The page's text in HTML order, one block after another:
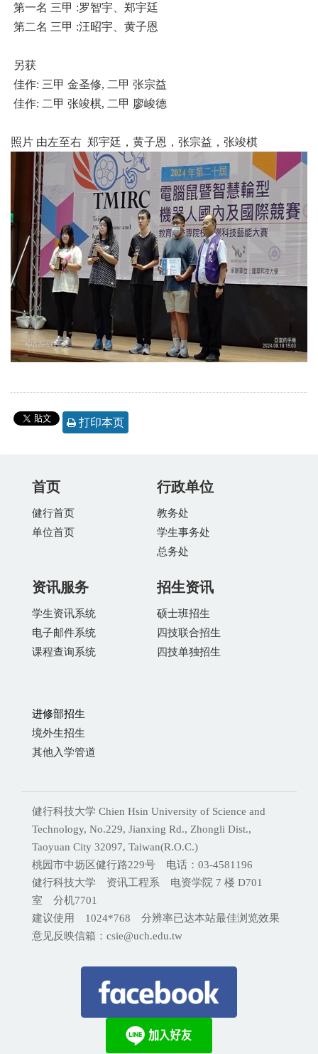
第一名 三甲 :罗智宇、郑宇廷
第二名 三甲 :汪昭宇、黄子恩
另获
佳作: 三甲 金圣修, 二甲 张宗益
佳作: 二甲 张竣棋, 二甲 廖峻德
照片 由左至右 郑宇廷，黄子恩，张宗益，张竣棋
打印本页
首页
健行首页
单位首页
行政单位
教务处
学生事务处
总务处
资讯服务
学生资讯系统
电子邮件系统
课程查询系统
招生资讯
硕士班招生
四技联合招生
四技单独招生
进修部招生
境外生招生
其他入学管道
健行科技大学 Chien Hsin University of Science and
Technology, No.229, Jianxing Rd., Zhongli Dist.,
Taoyuan City 32097, Taiwan(R.O.C.)
桃园市中坜区健行路229号 电话：03-4581196
健行科技大学 资讯工程系 电资学院 7 楼 D701
室 分机7701
建议使用 1024*768 分辨率已达本站最佳浏览效果
意见反映信箱：csie@uch.edu.tw